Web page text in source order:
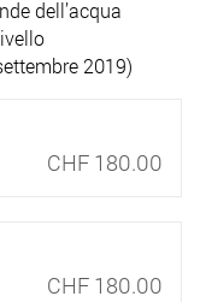
dell’acqua
2019)
CHF 180.00
CHF 180.00